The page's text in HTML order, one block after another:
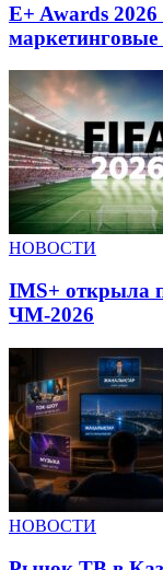
E+ Awards
НОВОСТИ
IMS+ открыла
ЧМ-2026
НОВОСТИ